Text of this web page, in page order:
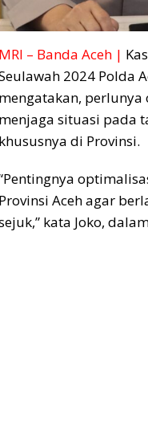
MRI – Banda Aceh |
2024 Polda
mengatakan,
menjaga situasi pada
khususnya di Provinsi.
Provinsi Aceh agar
kata Joko,